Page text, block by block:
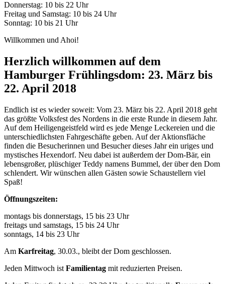
Donnerstag: 10 bis 22 Uhr
Freitag und Samstag: 10 bis 24 Uhr
Sonntag: 10 bis 21 Uhr
Willkommen und Ahoi!
Herzlich willkommen auf dem
Hamburger Frühlingsdom: 23. März bis
22. April 2018
Endlich ist es wieder soweit: Vom 23. März bis 22. April 2018 geht
das größte Volksfest des Nordens in die erste Runde in diesem Jahr.
Auf dem Heiligengeistfeld wird es jede Menge Leckereien und die
unterschiedlichsten Fahrgeschäfte geben. Auf der Aktionsfläche
finden die Besucherinnen und Besucher dieses Jahr ein uriges und
mystisches Hexendorf. Neu dabei ist außerdem der Dom-Bär, ein
lebensgroßer, plüschiger Teddy namens Bummel, der über den Dom
schlendert. Wir wünschen allen Gästen sowie Schaustellern viel
Spaß!
Öffnungszeiten:
montags bis donnerstags, 15 bis 23 Uhr
freitags und samstags, 15 bis 24 Uhr
sonntags, 14 bis 23 Uhr
Am Karfreitag, 30.03., bleibt der Dom geschlossen.
Jeden Mittwoch ist Familientag mit reduzierten Preisen.